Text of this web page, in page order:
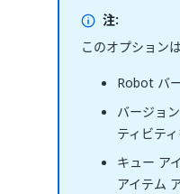
注:
このオプション
Robot バ
バージョ
ティビテ
キュー ア
アイテム